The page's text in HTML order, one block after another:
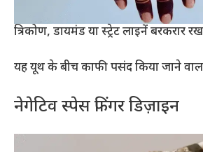
त्रिकोण, डायमंड या स्ट्रेट लाइनें बरकरार
यह यूथ के बीच काफी पसंद किया जाने
नेगेटिव स्पेस फिंगर डिज़ाइन